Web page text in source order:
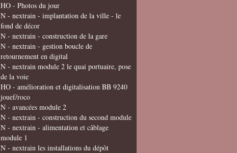
HO - Photos du jour
N - nextrain - implantation de la ville - le
fond de décor
N - nextrain - construction de la gare
N - nextrain - gestion boucle de
retournement en digital
N - nextrain module 2 le quai portuaire, pose
de la voie
HO - amélioration et digitalisation BB 9240
jouef/roco
N - avancées module 2
N - nextrain - construction du second module
N - nextrain - alimentation et câblage
module 1
N - nextrain les installations du dépôt